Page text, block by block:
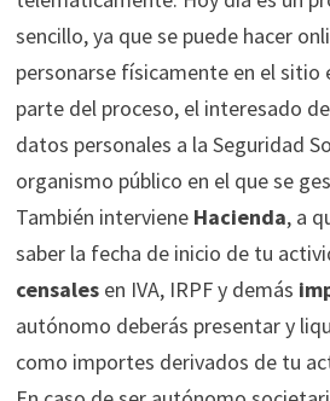
sencillo, ya que se puede hacer
personarse físicamente en el sitio
parte del proceso, el interesado
datos personales a la Seguridad
organismo público en el que se
También interviene Hacienda, a
saber la fecha de inicio de tu
censalesen IVA, IRPF y demás
autónomo deberás presentar y
como importes derivados de tu